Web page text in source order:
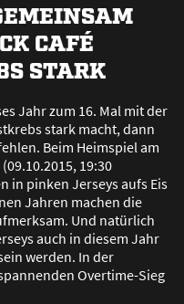
CAFÉ
STARK
Jahr zum 16. Mal mit der
stark macht, dann
Beim Heimspiel am
19:30
in pinken Jerseys aufs Eis
Jahren machen die
Und natürlich
auch in diesem Jahr
werden. In der
Overtime-Sieg